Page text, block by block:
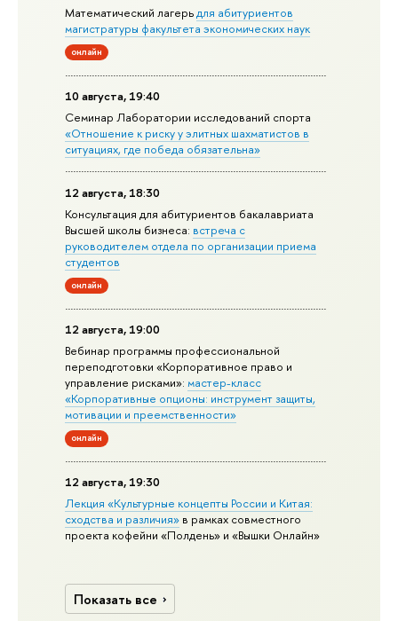
Математический лагерьдля абитуриентов
магистратуры факультета экономических наук
онлайн
10 августа, 19:40
Семинар Лаборатории исследований спорта
«Отношение к риску у элитных шахматистов в
ситуациях, где победа обязательна»
12 августа, 18:30
Консультация для абитуриентов бакалавриата
Высшей школы бизнеса: встреча с
руководителем отдела по организации приема
студентов
онлайн
12 августа, 19:00
Вебинар программы профессиональной
переподготовки «Корпоративное право и
управление рисками»:мастер-класс
«Корпоративные опционы: инструмент защиты,
мотивации и преемственности»
онлайн
12 августа, 19:30
Лекция «Культурные концепты России и Китая:
сходства и различия» в рамках совместного
проекта кофейни «Полдень» и «Вышки Онлайн»
Показать все